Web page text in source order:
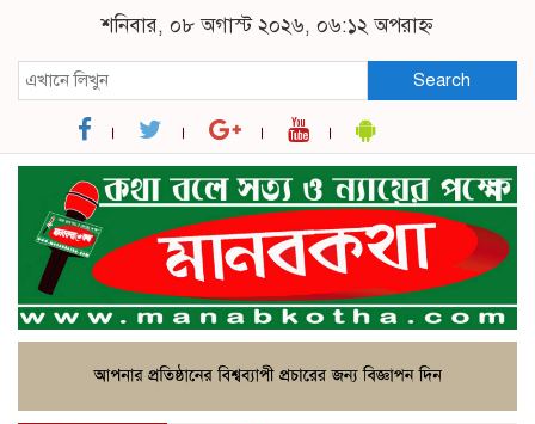
শনিবার, ০৮ অগাস্ট ২০২৬, ০৬:১২ অপরাহ্ন
Search